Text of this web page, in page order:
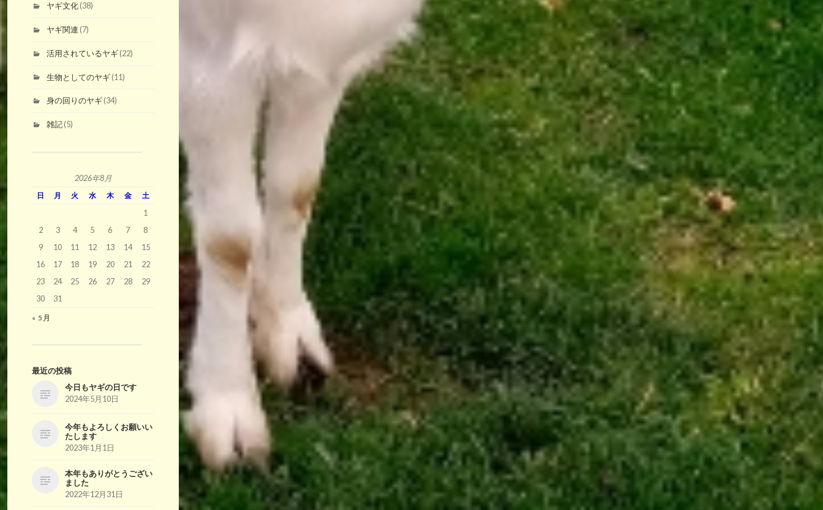
ヤギ文化(38)
ヤギ関連 (7)
活用されているヤギ(22)
生物としてのヤギ(11)
身の回りのヤギ(34)
雑記(5)
2026年8月
日 月 火 水 木 金 土
1
2
3 4 5 6 7
8
9
10 11 12 13 14
15
16
17 18 19 20 21
22
23
24 25 26 27 28
29
30
31
« 5月
最近の投稿
今日もヤギの日です
2024年5月10日
今年もよろしくお願いい
たします
2023年1月1日
本年もありがとうござい
ました
2022年12月31日